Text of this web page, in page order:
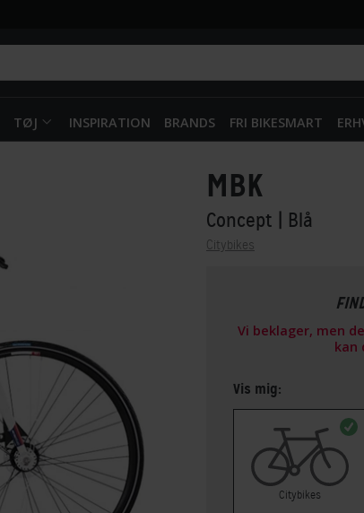
TØJ INSPIRATION BRANDS FRI BIKESMART
MBK
Concept | Blå
Citybikes
Vi beklager, men
kan
Vis mig:
Citybikes